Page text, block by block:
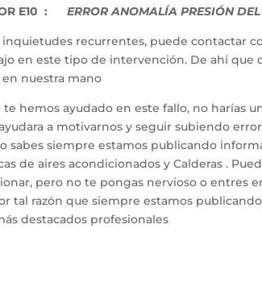
E10 : ERROR ANOMALÍA PRESIÓN
inquietudes recurrentes, puede contactar
en este tipo de intervención. De ahí que
en nuestra mano
te hemos ayudado en este fallo, no harías
a motivarnos y seguir subiendo
sabes siempre estamos publicando
de aires acondicionados y Calderas .
pero no te pongas nervioso o entres
tal razón que siempre estamos
destacados profesionales